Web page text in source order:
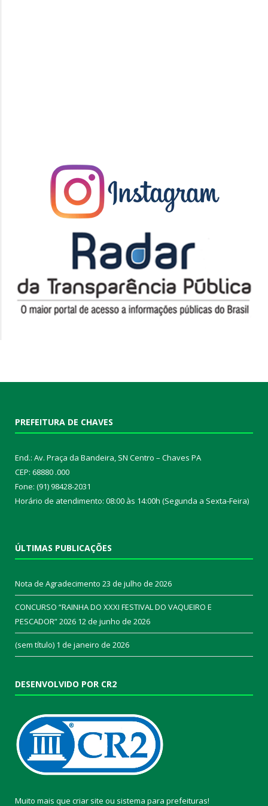
PREFEITURA DE CHAVES
End.: Av. Praça da Bandeira, SN Centro – Chaves PA
CEP: 68880 .000
Fone: (91) 98428-2031
Horário de atendimento: 08:00 às 14:00h (Segunda a Sexta-Feira)
ÚLTIMAS PUBLICAÇÕES
Nota de Agradecimento 23 de julho de 2026
CONCURSO “RAINHA DO XXXI FESTIVAL DO VAQUEIRO E
PESCADOR” 2026 12 de junho de 2026
(sem título) 1 de janeiro de 2026
DESENVOLVIDO POR CR2
Muito mais que criar site ou sistema para prefeituras!